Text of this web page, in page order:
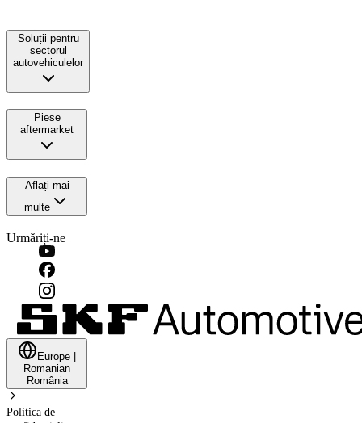
Soluții pentru
sectorul
autovehiculelor
Piese
aftermarket
Aflați mai
multe
Urmăriți-ne
Europe
Romanian
România
Politica de